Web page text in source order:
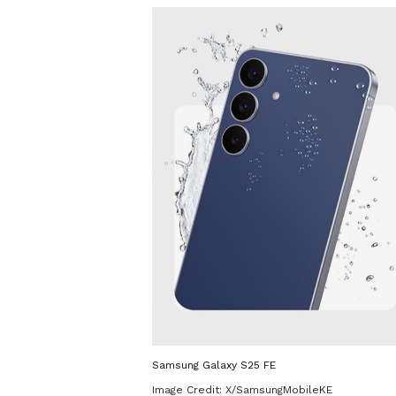
Samsung Galaxy S25 FE
Image Credit: X/SamsungMobileKE